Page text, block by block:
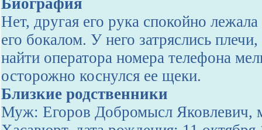
Биография
Нет, другая его рука спокойно
его бокалом. У него затряслись
найти оператора номера телефона
осторожно коснулся ее щеки.
Близкие родственники
Муж: Егоров Добромысл Яковлевич,